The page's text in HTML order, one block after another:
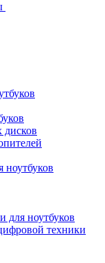
дисков
ноутбуков
для ноутбуков
техники